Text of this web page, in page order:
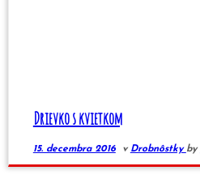
Drievko s kvietkom
15. decembra 2016v Drobnôstky by